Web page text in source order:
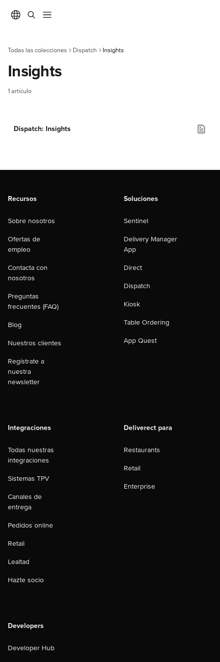
Todas las colecciones Dispatch Insights
Insights
1 artículo
Dispatch: Insights
Recursos
Sobre nosotros
Ofertas de
empleo
Contacta con
nosotros
Preguntas
frecuentes (FAQ)
Blog
Nuestros clientes
Regístrate a
nuestra
newsletter
Soluciones
Sentinel
Delivery Manager
App
Direct
Dispatch
Kiosk
Table Ordering
App Quest
Integraciones
Todas nuestras
integraciones
Sistemas TPV
Canales de
entrega
Pedidos online
Retail
Lealtad
Hazte socio
Deliverect para
Restaurants
Retail
Enterprise
Developers
Developer Hub